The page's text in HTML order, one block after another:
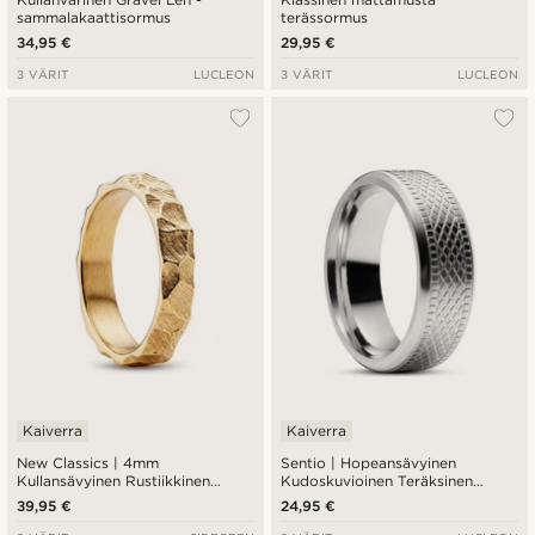
sammalakaattisormus
34,95 €
3 VÄRIT LUCLEON
terässormus
29,95 €
3 VÄRIT LUCLEON
New Classics | 4mm
Kullansävyinen Rustiikkinen
Terässormus
Kaiverra
39,95 €
Sentio | Hopeansävyinen
Kudoskuvioinen Teräksinen
Sormus
Kaiverra
24,95 €